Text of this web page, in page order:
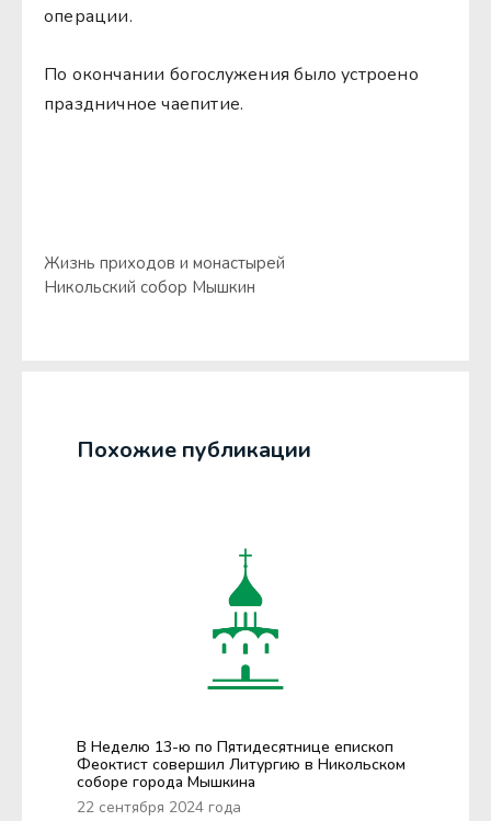
операции.
По окончании богослужения было устроено
праздничное чаепитие.
Жизнь приходов и монастырей
Никольский собор Мышкин
Похожие публикации
В Неделю 13-ю по Пятидесятнице епископ
Феоктист совершил Литургию в Никольском
соборе города Мышкина
22 сентября 2024 года